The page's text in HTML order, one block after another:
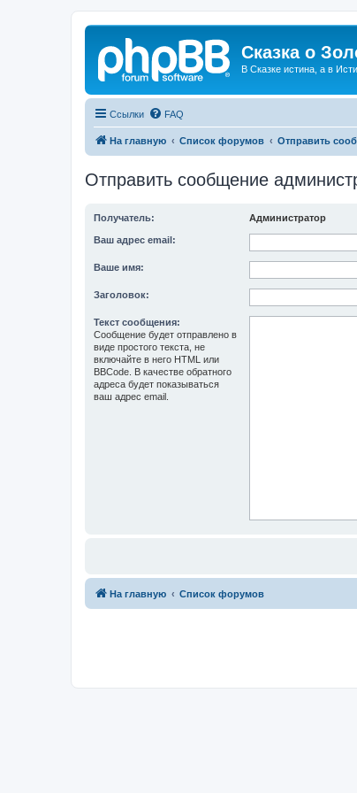
Сказка о
В Сказке истина, а в
Ссылки FAQ
На главную Список форумов Отправить
Отправить сообщение
Получатель: Администратор
Ваш адрес email:
Ваше имя:
Заголовок:
Текст сообщения:
Сообщение будет отправлено в
виде простого текста, не
включайте в него HTML или
BBCode. В качестве обратного
адреса будет показываться
ваш адрес email.
На главную Список форумов